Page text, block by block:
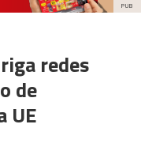
PUB
redes
de
UE